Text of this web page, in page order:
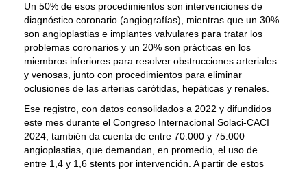
Un 50% de esos procedimientos son intervenciones de
diagnóstico coronario (angiografías), mientras que un 30%
son angioplastias e implantes valvulares para tratar los
problemas coronarios y un 20% son prácticas en los
miembros inferiores para resolver obstrucciones arteriales
y venosas, junto con procedimientos para eliminar
oclusiones de las arterias carótidas, hepáticas y renales.
Ese registro, con datos consolidados a 2022 y difundidos
este mes durante el Congreso Internacional Solaci-CACI
2024, también da cuenta de entre 70.000 y 75.000
angioplastias, que demandan, en promedio, el uso de
entre 1,4 y 1,6 stents por intervención. A partir de estos